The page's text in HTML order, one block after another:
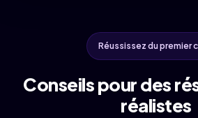
Réussissez du premier
Conseils pour des
réalistes